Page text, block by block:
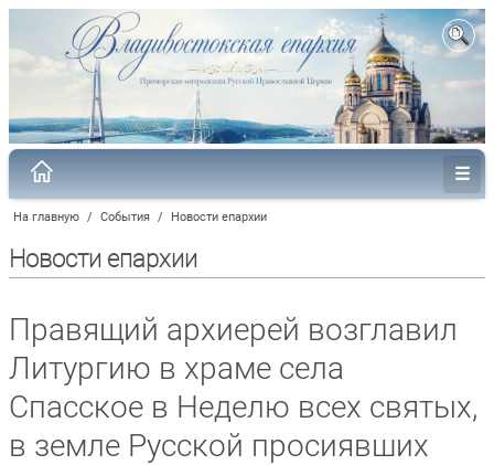
На главную / События / Новости епархии
Новости епархии
Правящий архиерей возглавил
Литургию в храме села
Спасское в Неделю всех святых,
в земле Русской просиявших